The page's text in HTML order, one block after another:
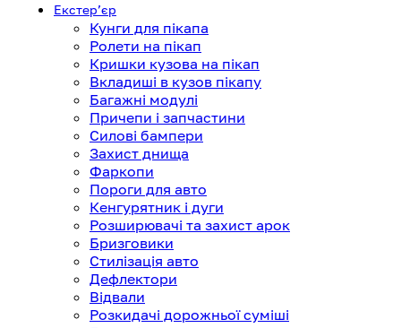
Екстерʼєр
Кунги для пікапа
Ролети на пікап
Кришки кузова на пікап
Вкладиші в кузов пікапу
Багажні модулі
Причепи і запчастини
Силові бампери
Захист днища
Фаркопи
Пороги для авто
Кенгурятник і дуги
Розширювачі та захист арок
Бризговики
Стилізація авто
Дефлектори
Відвали
Розкидачі дорожньої суміші